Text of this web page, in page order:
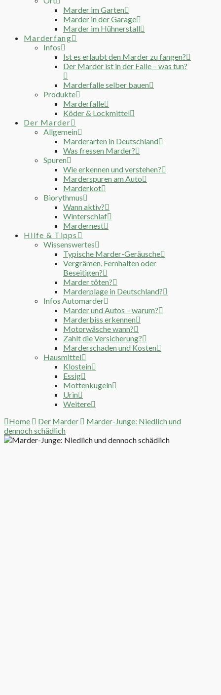
Marder im Garten
Marder in der Garage
Marder im Hühnerstall
Marderfang
Infos
Ist es erlaubt den Marder zu fangen?
Der Marder ist in der Falle – was tun?
Marderfalle selber bauen
Produkte
Marderfalle
Köder & Lockmittel
Der Marder
Allgemein
Marderarten in Deutschland
Was fressen Marder?
Spuren
Wie erkennen und verstehen?
Marderspuren am Auto
Marderkot
Biorythmus
Wann aktiv?
Winterschlaf
Mardernest
Hilfe & Tipps
Wissenswertes
Typische Marder-Geräusche
Vergrämen, Fernhalten oder
Beseitigen?
Marder töten?
Marderplage in Deutschland?
Infos Automarder
Marder und Autos – warum?
Marderbiss erkennen
Motorwäsche wann?
Zahlt die Versicherung?
Marderschaden und Kosten
Hausmittel
Klostein
Essig
Mottenkugeln
Urin
Weitere
Home
Der Marder
Marder-Junge: Niedlich und
dennoch schädlich